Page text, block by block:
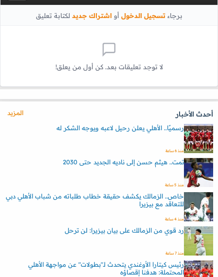
برجاءتسجيل الدخول أواشتراك جديد لكتابة تعليق
لا توجد تعليقات بعد. كن أول من يعلق!
أحدث الأخبار
المزيد
رسميًا.. الأهلي يعلن رحيل لاعبه ويوجه الشكر له
منذ 6 ساعة
تمت.. هيثم حسن إلى ناديه الجديد حتى 2030
منذ 5 ساعة
خاص.. الزمالك يكشف حقيقة خطاب طلباته من شباب الأهلي دبي
للتعاقد مع بيزيرا
منذ 4 ساعة
رد قوي من الزمالك على بيان بيزيرا: لن ترحل
منذ 7 ساعة
رئيس كيتارا الأوغندي يتحدث لـ"بطولات" عن مواجهة الأهلي
المحتملة: هدفنا إقصاؤه